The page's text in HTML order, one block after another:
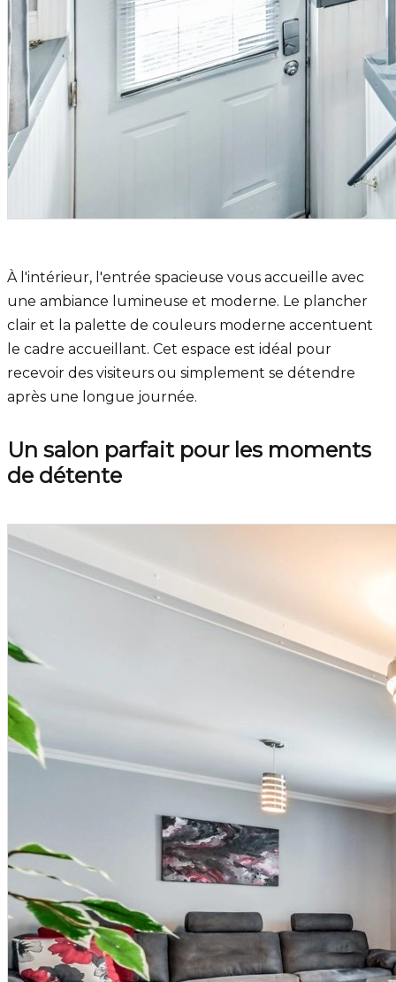
À l'intérieur, l'entrée spacieuse vous accueille avec
une ambiance lumineuse et moderne. Le plancher
clair et la palette de couleurs moderne accentuent
le cadre accueillant. Cet espace est idéal pour
recevoir des visiteurs ou simplement se détendre
après une longue journée.
Un salon parfait pour les moments
de détente